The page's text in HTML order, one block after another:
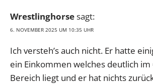
Wrestlinghorsesagt:
6. NOVEMBER 2025 UM 10:35 UHR
Ich versteh’s auch nicht. Er hatte
ein Einkommen welches deutlich im
Bereich liegt und er hat nichts